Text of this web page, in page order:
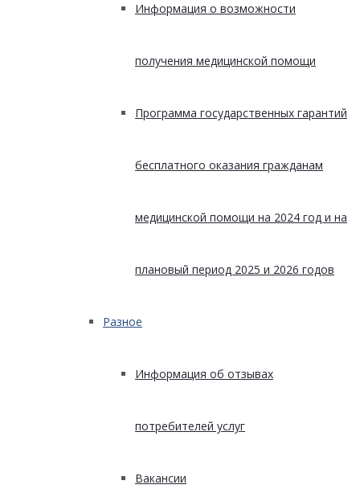
Информация о возможности
получения медицинской помощи
Программа государственных гарантий
бесплатного оказания гражданам
медицинской помощи на 2024 год и на
плановый период 2025 и 2026 годов
Разное
Информация об отзывах
потребителей услуг
Вакансии